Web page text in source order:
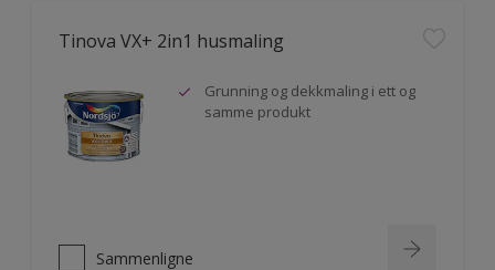
Tinova VX+ 2in1 husmaling
Grunning og dekkmaling i ett og
samme produkt
Sammenligne